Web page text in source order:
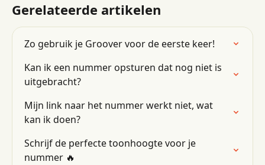
Gerelateerde artikelen
Zo gebruik je Groover voor de eerste keer!
Kan ik een nummer opsturen dat nog niet is
uitgebracht?
Mijn link naar het nummer werkt niet, wat
kan ik doen?
Schrijf de perfecte toonhoogte voor je
nummer 🔥